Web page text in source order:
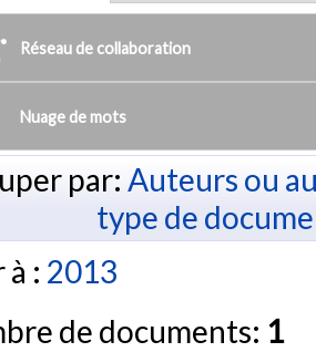
Réseau de collaboration
Nuage de mots
par: Auteurs ou
type de
: 2013
de documents: 1